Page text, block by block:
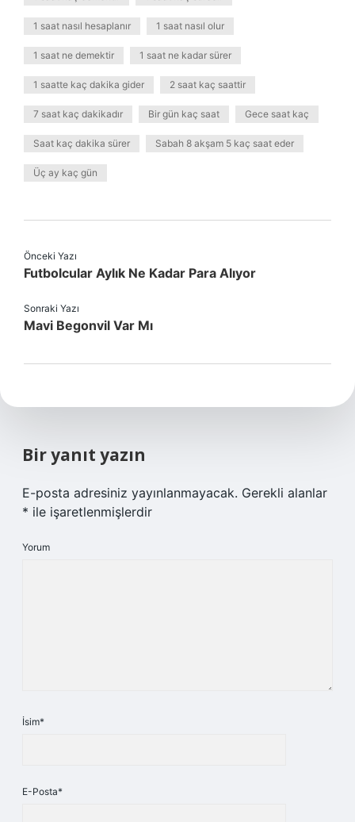
1 saat nasıl hesaplanır 1 saat nasıl olur
1 saat ne demektir 1 saat ne kadar sürer
1 saatte kaç dakika gider 2 saat kaç saattir
7 saat kaç dakikadır Bir gün kaç saat Gece saat kaç
Saat kaç dakika sürer Sabah 8 akşam 5 kaç saat eder
Üç ay kaç gün
Önceki Yazı
Futbolcular Aylık Ne Kadar Para Alıyor
Sonraki Yazı
Mavi Begonvil Var Mı
Bir yanıt yazın
E-posta adresiniz yayınlanmayacak. Gerekli alanlar
* ile işaretlenmişlerdir
Yorum
İsim*
E-Posta*